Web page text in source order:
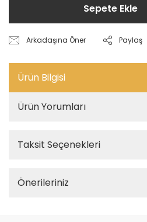
Sepete Ekle
Arkadaşına Öner Paylaş
Ürün Bilgisi
Ürün Yorumları
Taksit Seçenekleri
Önerileriniz